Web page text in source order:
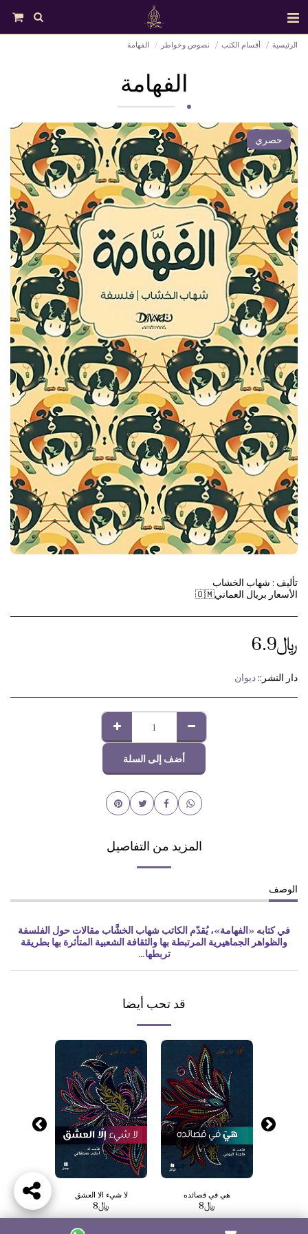
الرئيسية أقسام الكتب نصوص وخواطر الفهامة
الفهامة
حصري
الأسعار بريال العماني🇴🇲
﷼6.9
دار النشر::ديوان
أضف إلى السلة
المزيد من التفاصيل
الوصف
في كتابه «الفهامة»، يُقدّم الكاتب شهاب الخشَّاب مقالات حول الفلسفة
والظواهر الجماهيرية المرتبطة بها والثقافة الشعبية المتأثرة بها بطريقة
تربطها…
قد تحب أيضا
هي في قصائده
﷼8
لا شيء الا العشق
﷼8